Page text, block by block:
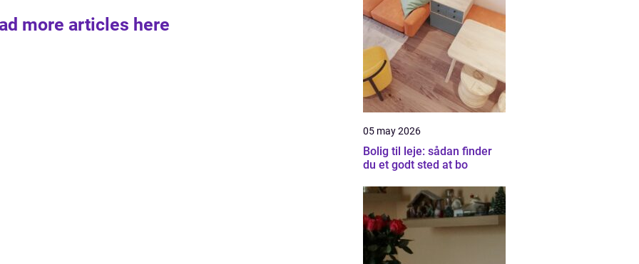
more articles here
05 may 2026
Bolig til leje: sådan finder
du et godt sted at bo